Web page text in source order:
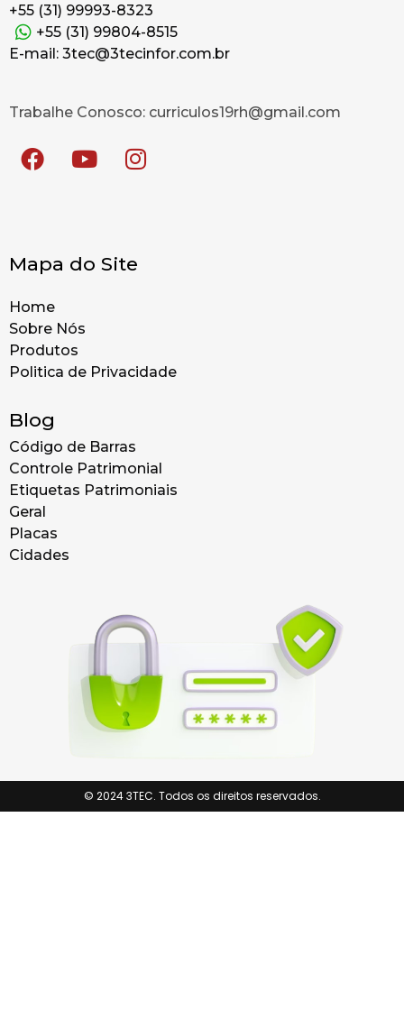
+55 (31) 99993-8323
+55 (31) 99804-8515
E-mail: 3tec@3tecinfor.com.br
Trabalhe Conosco: curriculos19rh@gmail.com
Mapa do Site
Home
Sobre Nós
Produtos
Politica de Privacidade
Blog
Código de Barras
Controle Patrimonial
Etiquetas Patrimoniais
Geral
Placas
Cidades
© 2024 3TEC. Todos os direitos reservados.